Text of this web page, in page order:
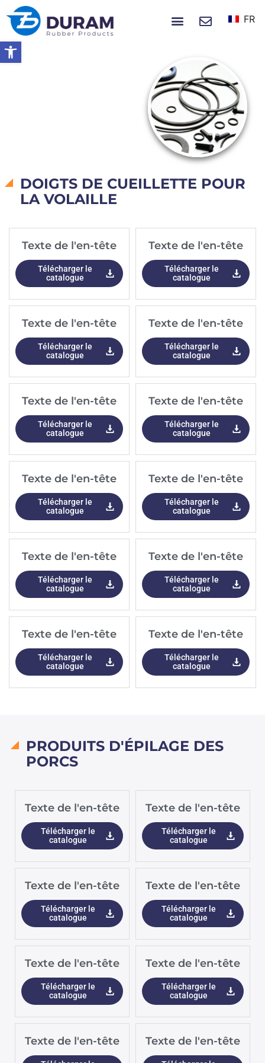
Ouvrir la barre d’outils
FR
DOIGTS DE CUEILLETTE POUR
LA VOLAILLE
Texte de l'en-tête
Télécharger le
catalogue
Texte de l'en-tête
Télécharger le
catalogue
Texte de l'en-tête
Télécharger le
catalogue
Texte de l'en-tête
Télécharger le
catalogue
Texte de l'en-tête
Télécharger le
catalogue
Texte de l'en-tête
Télécharger le
catalogue
Texte de l'en-tête
Télécharger le
catalogue
Texte de l'en-tête
Télécharger le
catalogue
Texte de l'en-tête
Télécharger le
catalogue
Texte de l'en-tête
Télécharger le
catalogue
Texte de l'en-tête
Télécharger le
catalogue
Texte de l'en-tête
Télécharger le
catalogue
PRODUITS D'ÉPILAGE DES
PORCS
Texte de l'en-tête
Télécharger le
catalogue
Texte de l'en-tête
Télécharger le
catalogue
Texte de l'en-tête
Télécharger le
catalogue
Texte de l'en-tête
Télécharger le
catalogue
Texte de l'en-tête
Télécharger le
catalogue
Texte de l'en-tête
Télécharger le
catalogue
Texte de l'en-tête Texte de l'en-tête